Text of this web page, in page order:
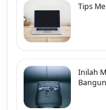
Tips
Inilah